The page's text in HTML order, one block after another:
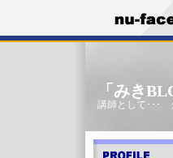
「みき
講師として･･･